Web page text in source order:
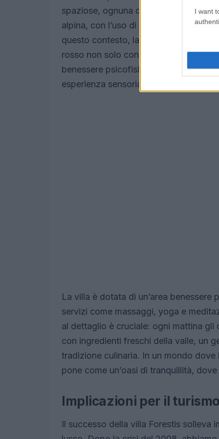
I want
spaziose, ognuna dotata di bagno
alpina, con l’uso di legni non trattati
questo contesto, la scelta dei materiali
rosso non solo contribuiscono
benessere psicofisico degli ospiti.
esperienza sensoriale che stimola tutti i
La villa è dotata di un’area
servizi come massaggi, yoga e
al dettaglio è cruciale: ogni mattina
con ingredienti freschi della valle, un
tradizione culinaria. In un mondo
pone come un’oasi di tranquillità,
Implicazioni per il
Il successo della villa Forestis solleva